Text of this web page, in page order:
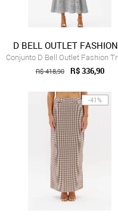
D BELL OUTLET FASHION
R$ 418,90 R$ 336,90
-41%